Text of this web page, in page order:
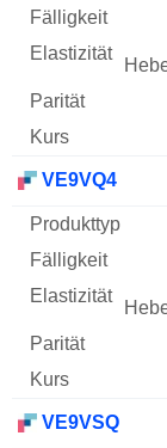
VE9VQ4
VE9VSQ